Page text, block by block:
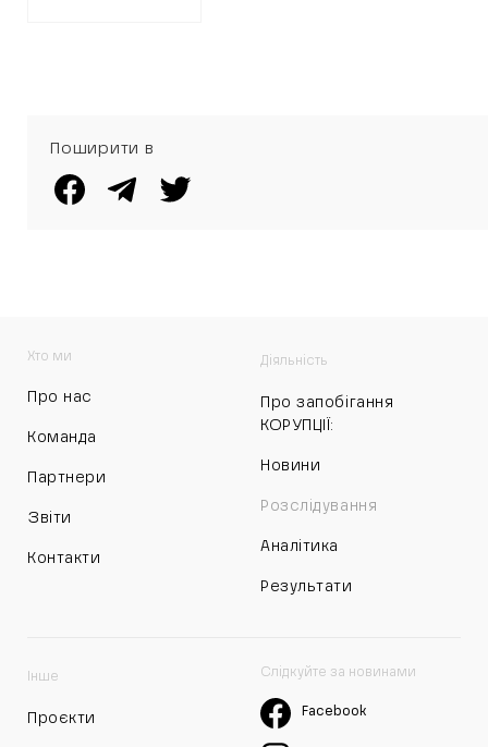
Поширити в
Хто ми
Про нас
Команда
Партнери
Звіти
Контакти
Діяльність
Про запобігання
КОРУПЦІЇ:
Новини
Розслідування
Аналітика
Результати
Інше
Проєкти
Слідкуйте за новинами
Facebook